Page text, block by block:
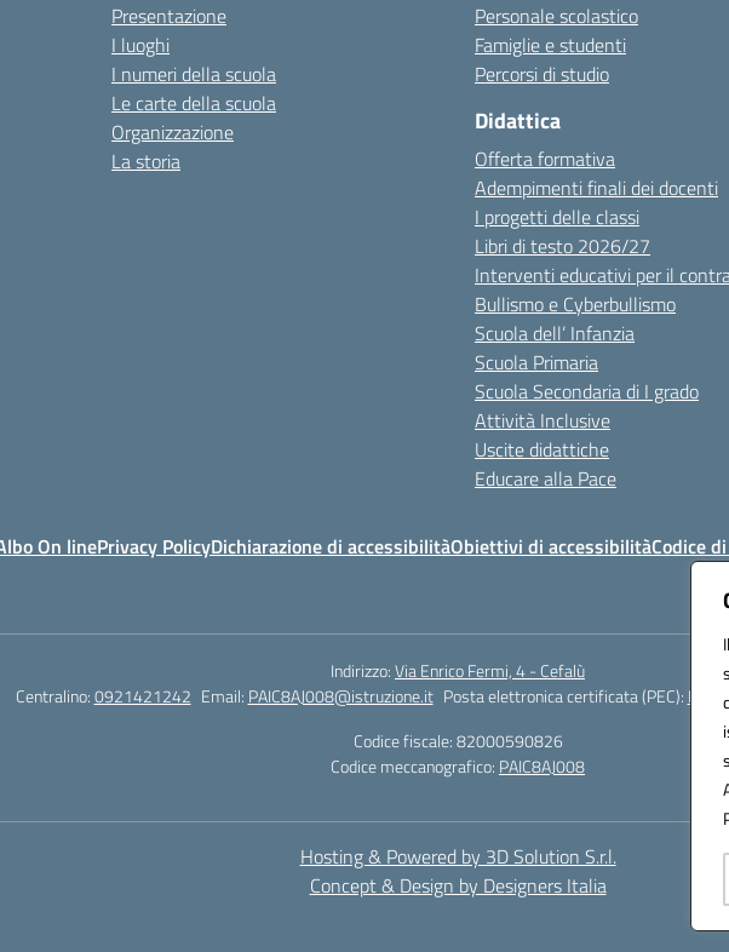
Presentazione
I luoghi
I numeri della scuola
Le carte della scuola
Organizzazione
La storia
Personale scolastico
Famiglie e studenti
Percorsi di studio
Didattica
Offerta formativa
Adempimenti finali dei docenti
I progetti delle classi
Libri di testo 2026/27
Interventi educativi per il
Bullismo e Cyberbullismo
Scuola dell’ Infanzia
Scuola Primaria
Scuola Secondaria di I grado
Attività Inclusive
Uscite didattiche
Educare alla Pace
On linePrivacy PolicyDichiarazione di accessibilitàObiettivi di accessibilitàCodice
Indirizzo:Via Enrico Fermi, 4 - Cefalù
Centralino:0921421242 Email: PAIC8AJ008@istruzione.it Posta elettronica certificata (PEC):
Codice fiscale: 82000590826
Codice meccanografico: PAIC8AJ008
Hosting & Powered by 3D Solution S.r.l.
Concept & Design by Designers Italia